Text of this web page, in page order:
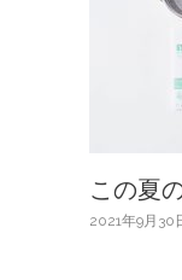
この夏
2021年9月30